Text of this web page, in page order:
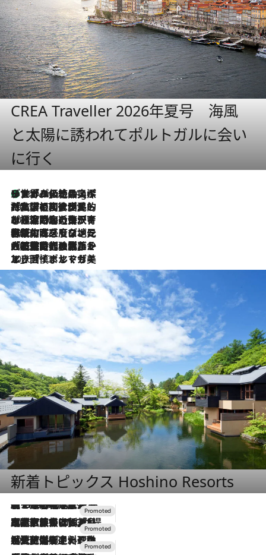
CREA Traveller 2026年夏号 海風
と太陽に誘われてポルトガルに会い
に行く
46 Minutes Ago
リスボンの絶品スイーツ「パステル・デ・ナタ」とは？ポルトガル伝統の奥深い世界へ
2026.7.27
「私の祖国はポルトガル語です」国民的詩人フェルナンド・ペソアと、彼が愛した文学の街を歩く
2026.7.26
ポルトガル近海が育む極上の海の幸。キリリと冷えた白ワインと愉しむ、シーフード専門店の贅沢
2026.7.22
伝統の味をモダンに昇華。高感度な地元客が集う、リスボンの最旬ガストロノミー
2026.7.21
大航海時代の栄華から、震災、独裁、そして革命へ。ポルトガル・首都リスボンの石畳に刻まれた「歴史の光と影」
2026.7.13
エッセイ・ヤマザキマリ「慎ましくも美しき国 ポルトガル」
新着トピックス Hoshino Resorts
2026.8.7
【トンボの足水浴】ヒノキの香りに包まれて涼感マックス！約13℃の湧水かけ流しを避暑地「星野温泉 トンボの湯」で体験
2026.7.31
【ホテル帰省】という選択肢をOMOが提案。家族とほどよい距離を保つには「昼は実家、夜は気兼ねなくホテルで！」
2026.7.24
【夏限定ディナーコース】旬を迎える稚鮎や花ズッキーニなどをイタリア・トスカーナの郷土料理の手法で満喫！